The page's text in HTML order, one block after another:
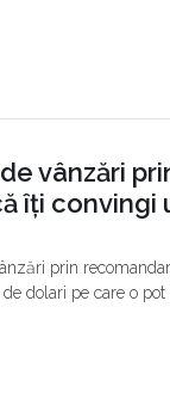
vânzări
îți convingi
prin
dolari pe care o